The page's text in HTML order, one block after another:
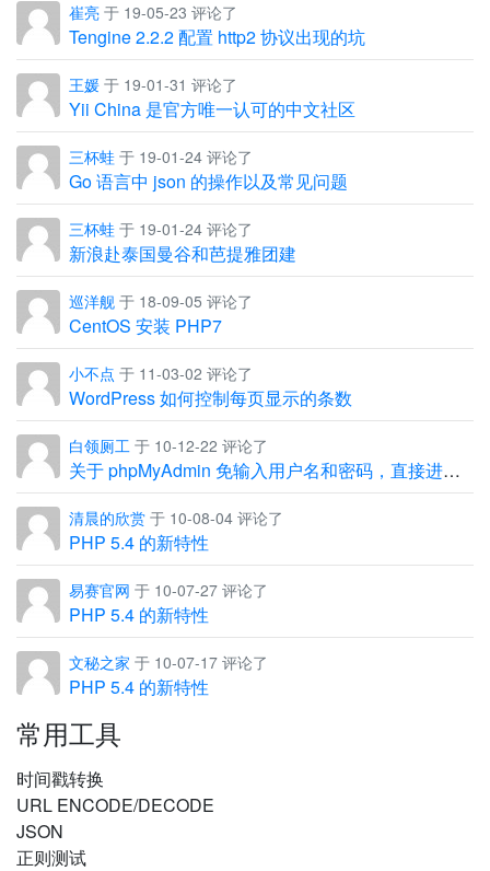
崔亮 于 19-05-23 评论了
Tengine 2.2.2 配置 http2 协议出现的坑
王媛 于 19-01-31 评论了
Yii China 是官方唯一认可的中文社区
三杯蛙 于 19-01-24 评论了
Go 语言中 json 的操作以及常见问题
三杯蛙 于 19-01-24 评论了
新浪赴泰国曼谷和芭提雅团建
巡洋舰 于 18-09-05 评论了
CentOS 安装 PHP7
小不点 于 11-03-02 评论了
WordPress 如何控制每页显示的条数
白领厕工 于 10-12-22 评论了
关于 phpMyAdmin 免输入用户名和密码，直接进入管理界面
清晨的欣赏 于 10-08-04 评论了
PHP 5.4 的新特性
易赛官网 于 10-07-27 评论了
PHP 5.4 的新特性
文秘之家 于 10-07-17 评论了
PHP 5.4 的新特性
常用工具
时间戳转换
URL ENCODE/DECODE
JSON
正则测试